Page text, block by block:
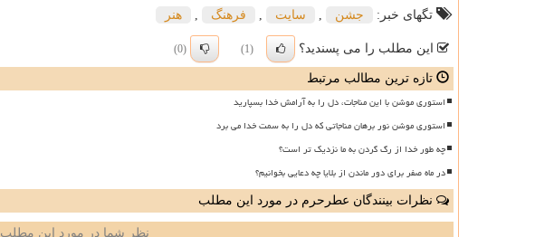
تگهای خبر: جشن سایت فرهنگ هنر
این مطلب را می پسندید؟ (1)
(0)
تازه ترین مطالب مرتبط
استوری موشن با این مناجات، دل را به آرامش خدا بسپارید
استوری موشن نور برهان مناجاتی که دل را به سمت خدا می برد
چه طور خدا از رگ گردن به ما نزدیک تر است؟
در ماه صفر برای دور ماندن از بلایا چه دعایی بخوانیم؟
نظرات بینندگان عطرحرم در مورد این مطلب
نظر شما در مورد این مطلب